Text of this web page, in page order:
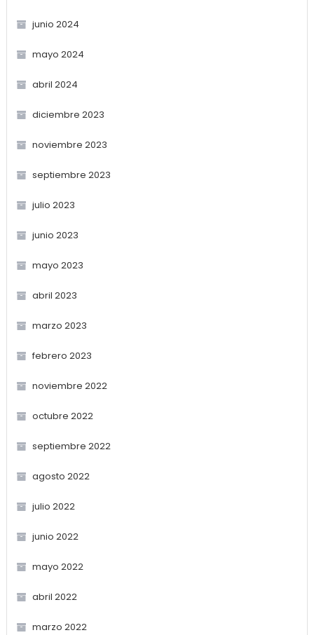
junio 2024
mayo 2024
abril 2024
diciembre 2023
noviembre 2023
septiembre 2023
julio 2023
junio 2023
mayo 2023
abril 2023
marzo 2023
febrero 2023
noviembre 2022
octubre 2022
septiembre 2022
agosto 2022
julio 2022
junio 2022
mayo 2022
abril 2022
marzo 2022